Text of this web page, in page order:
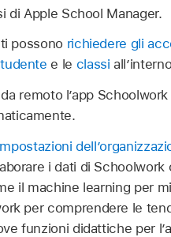
di Apple School Manager.
possono richiedere gli
e le classi
remoto l’app
i dati di
il machine learning per
per comprendere le
funzioni didattiche per